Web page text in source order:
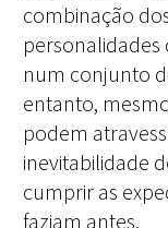
combinação
personalidades
num conjunto
entanto,
podem
inevitabilidade
cumprir as
faziam antes.